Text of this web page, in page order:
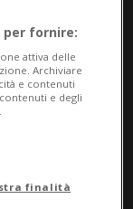
fornire:
attiva delle
Archiviare
e contenuti
e degli
finalità